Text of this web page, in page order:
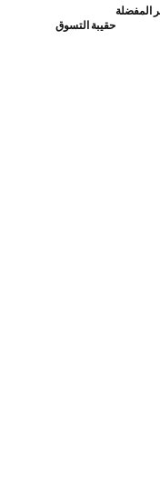
المفضلة
حقيبة التسوق
منتجاتك المفضلة